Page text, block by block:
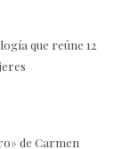
que reúne 12
de Carmen